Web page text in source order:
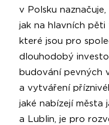
v Polsku
jak na hlavních pěti
které jsou pro
dlouhodobý
budování pevných
a vytváření
jaké nabízejí města
a Lublin, je pro